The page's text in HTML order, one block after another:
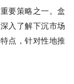
要策略之一。盒
入了解下沉市场
点，针对性地推